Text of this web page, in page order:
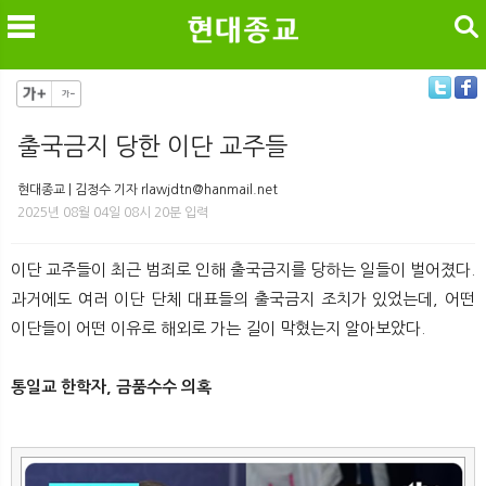
검색
출국금지 당한 이단 교주들
현대종교 | 김정수 기자 rlawjdtn@hanmail.net
2025년 08월 04일 08시 20분 입력
이단 교주들이 최근 범죄로 인해 출국금지를 당하는 일들이 벌어졌다.
과거에도 여러 이단 단체 대표들의 출국금지 조치가 있었는데, 어떤
이단들이 어떤 이유로 해외로 가는 길이 막혔는지 알아보았다.
통일교 한학자, 금품수수 의혹